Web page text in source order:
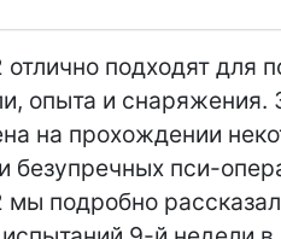
подходят для
опыта и снаряжения.
на прохождении
пси-
подробно